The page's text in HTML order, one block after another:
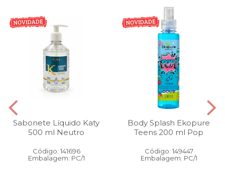
Sabonete Líquido Katy
500 ml Neutro
Código: 141696
Embalagem: PC/1
Body Splash Ekopure
Teens 200 ml Pop
Código: 149447
Embalagem: PC/1